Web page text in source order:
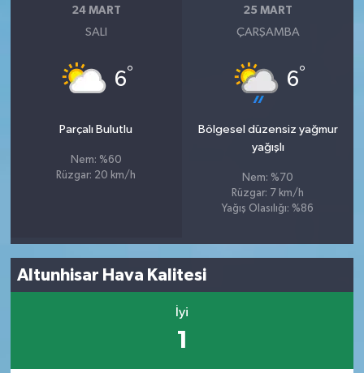
24 MART
SALI
6°
Parçalı Bulutlu
Nem: %60
Rüzgar: 20 km/h
25 MART
ÇARŞAMBA
6°
Bölgesel düzensiz yağmur
yağışlı
Nem: %70
Rüzgar: 7 km/h
Yağış Olasılığı: %86
Altunhisar Hava Kalitesi
İyi
1